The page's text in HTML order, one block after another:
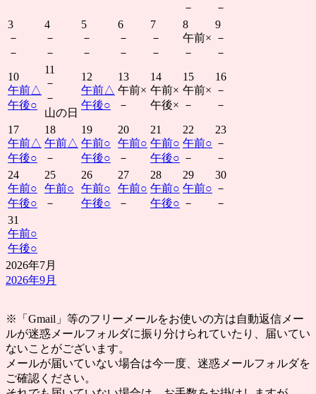
－
－
3
－
－
4
－
－
5
－
－
6
－
－
7
－
－
8
午前×
－
9
－
－
10
午前△
午後○
11
－
－
山の日
12
午前△
午後○
13
午前×
－
14
午前×
午後×
15
午前×
－
16
－
－
17
午前△
午後○
18
午前△
－
19
午前○
午後○
20
午前○
－
21
午前○
午後○
22
午前○
－
23
－
－
24
午前○
午後○
25
午前○
－
26
午前○
午後○
27
午前○
－
28
午前○
午後○
29
午前○
－
30
－
－
31
午前○
午後○
2026年7月
2026年9月
※「Gmail」等のフリーメールをお使いの方は自動返信メー
ルが迷惑メールフォルダに振り分けられていたり、届いてい
ないことがございます。
メールが届いていない場合は今一度、迷惑メールフォルダを
ご確認ください。